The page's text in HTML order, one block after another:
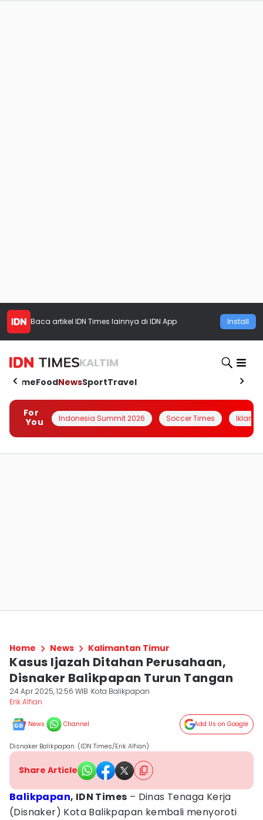
Baca artikel IDN Times lainnya di IDN App Install
KALTIM
HomeFoodNewsSportTravel
For
You
Indonesia Summit 2026 Soccer Times Iklanin
Home News Kalimantan Timur
Kasus Ijazah Ditahan Perusahaan,
Disnaker Balikpapan Turun Tangan
24 Apr 2025, 12:56 WIB Kota Balikpapan
Erik Alfian
News Channel Add Us on Google
Disnaker Balikpapan. (IDN Times/Erik Alfian)
Share Article
Balikpapan, IDN Times – Dinas Tenaga Kerja
(Disnaker) Kota Balikpapan kembali menyoroti